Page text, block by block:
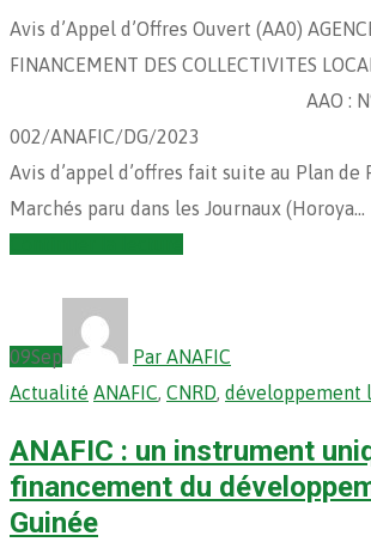
Avis d’Appel d’Offres Ouvert (AA0)
FINANCEMENT DES COLLECTIVITES
AAO :
002/ANAFIC/DG/
Avis d’appel d’offres fait suite au Plan de
Marchés paru dans les Journaux (Horoya…
09Sep
Par ANAFIC
Actualité ANAFIC CNRD développement
ANAFIC : un instrument
financement du
Guinée